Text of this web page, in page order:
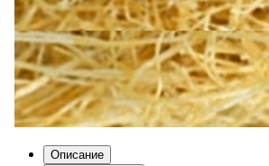
Описание